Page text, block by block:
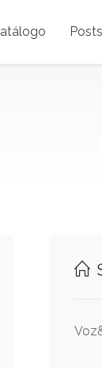
Posts